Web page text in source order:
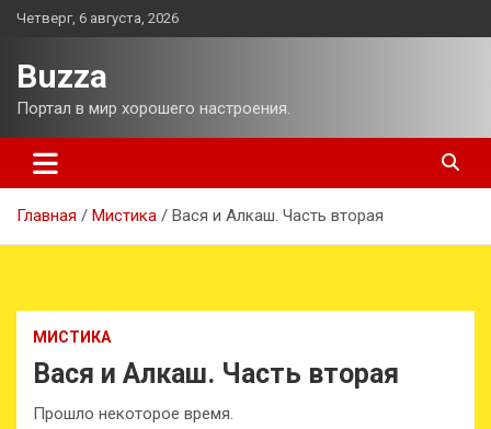
Перейти
Четверг, 6 августа, 2026
Buzza
Портал в мир хорошего настроения.
Главная Мистика Вася и Алкаш. Часть вторая
МИСТИКА
Вася и Алкаш. Часть вторая
Прошло некоторое время.